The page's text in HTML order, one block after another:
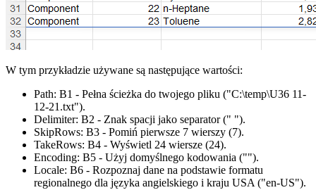
W tym przykładzie używane są następujące wartości:
Path: B1 - Pełna ścieżka do twojego pliku ("C:\temp\U36 11-
12-21.txt").
Delimiter: B2 - Znak spacji jako separator(" ").
SkipRows: B3 - Pomiń pierwsze 7 wierszy (7).
TakeRows: B4 - Wyświetl 24 wiersze (24).
Encoding: B5 - Użyj domyślnego kodowania ("").
Locale: B6 - Rozpoznaj dane na podstawie formatu
regionalnego dla języka angielskiego i kraju USA("en-US").